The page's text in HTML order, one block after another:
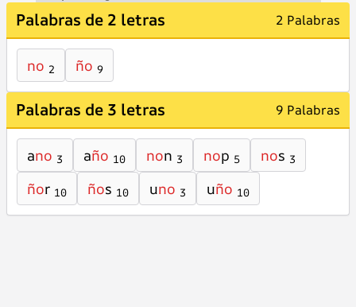
Palabras de 2 letras 2 Palabras
no 2 ño 9
Palabras de 3 letras 9 Palabras
ano 3 año 10 non 3 nop 5 nos 3
ñor 10 ños 10 uno 3 uño 10